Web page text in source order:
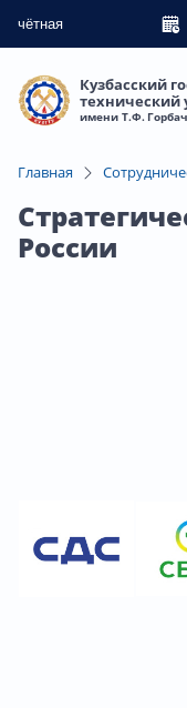
чётная
Кузбасский
технический
имени Т.Ф.
Главная
России